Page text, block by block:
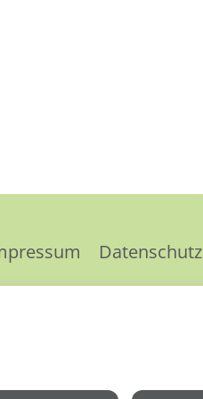
Datenschutz